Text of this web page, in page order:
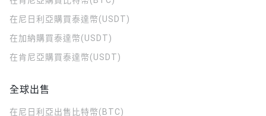
在尼日利亞購買泰達幣(USDT)
在加納購買泰達幣(USDT)
在肯尼亞購買泰達幣(USDT)
全球出售
在尼日利亞出售比特幣(BTC)